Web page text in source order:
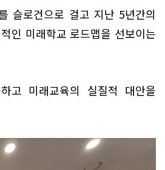
슬로건으로 걸고 지난 5년간의
인 미래학교 로드맵을 선보이는
고 미래교육의 실질적 대안을